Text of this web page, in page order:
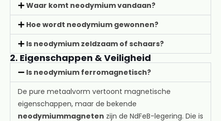
Waar komt neodymium vandaan?
Hoe wordt neodymium gewonnen?
Is neodymium zeldzaam of schaars?
2. Eigenschappen & Veiligheid
Is neodymium ferromagnetisch?
De pure metaalvorm vertoont magnetische
eigenschappen, maar de bekende
neodymiummagneten zijn de NdFeB-legering. Die is